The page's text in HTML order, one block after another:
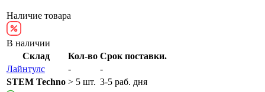
Наличие товара
В наличии
Склад
Кол-во Срок поставки.
Лайнтулс
-
-
STEM Techno > 5 шт. 3-5 раб. дня